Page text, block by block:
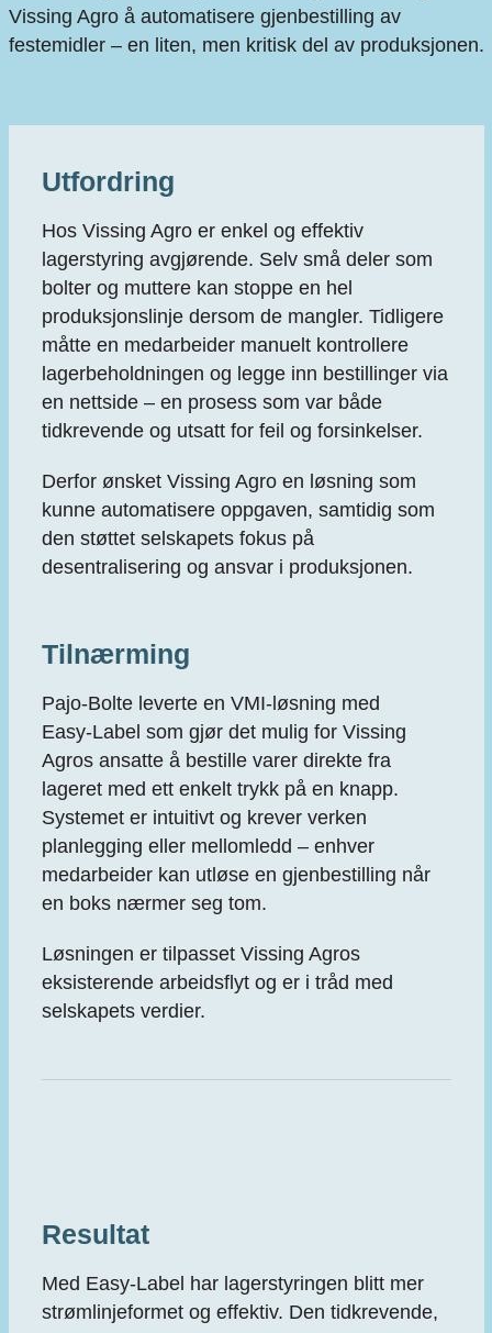
Vissing Agro å automatisere gjenbestilling av
festemidler – en liten, men kritisk del av produksjonen.
Utfordring
Hos Vissing Agro er enkel og effektiv
lagerstyring avgjørende. Selv små deler som
bolter og muttere kan stoppe en hel
produksjonslinje dersom de mangler. Tidligere
måtte en medarbeider manuelt kontrollere
lagerbeholdningen og legge inn bestillinger via
en nettside – en prosess som var både
tidkrevende og utsatt for feil og forsinkelser.
Derfor ønsket Vissing Agro en løsning som
kunne automatisere oppgaven, samtidig som
den støttet selskapets fokus på
desentralisering og ansvar i produksjonen.
Tilnærming
Pajo‑Bolte leverte en VMI‑løsning med
Easy‑Label som gjør det mulig for Vissing
Agros ansatte å bestille varer direkte fra
lageret med ett enkelt trykk på en knapp.
Systemet er intuitivt og krever verken
planlegging eller mellomledd – enhver
medarbeider kan utløse en gjenbestilling når
en boks nærmer seg tom.
Løsningen er tilpasset Vissing Agros
eksisterende arbeidsflyt og er i tråd med
selskapets verdier.
Resultat
Med Easy‑Label har lagerstyringen blitt mer
strømlinjeformet og effektiv. Den tidkrevende,